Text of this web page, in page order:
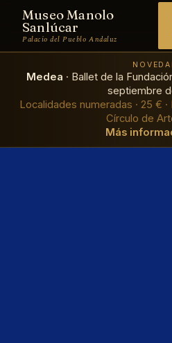
Museo Manolo
Sanlúcar
Palacio del Pueblo Andaluz
Medea · Ballet de la
septiembre
Localidades numeradas · 25 €
Círculo de
Más